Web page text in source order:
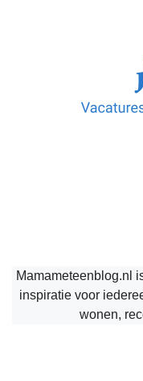
Mamameteenblog.nl
inspiratie voor
wonen,